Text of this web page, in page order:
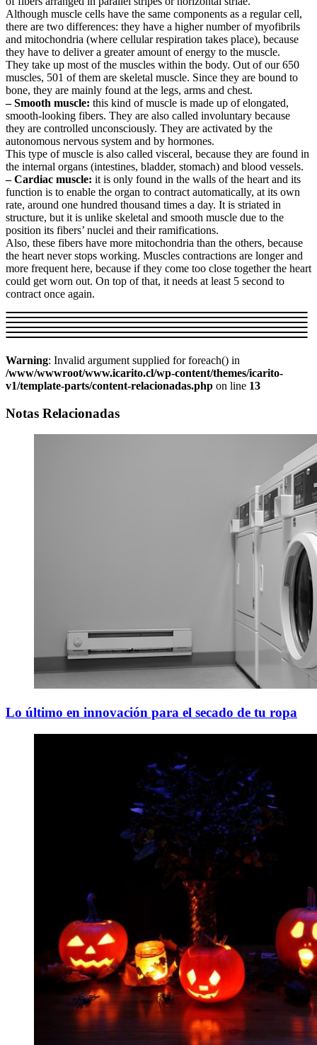
Although muscle cells have the same components as a regular cell,
there are two differences: they have a higher number of myofibrils
and mitochondria (where cellular respiration takes place), because
they have to deliver a greater amount of energy to the muscle.
They take up most of the muscles within the body. Out of our 650
muscles, 501 of them are skeletal muscle. Since they are bound to
bone, they are mainly found at the legs, arms and chest.
– Smooth muscle: this kind of muscle is made up of elongated,
smooth-looking fibers. They are also called involuntary because
they are controlled unconsciously. They are activated by the
autonomous nervous system and by hormones.
This type of muscle is also called visceral, because they are found in
the internal organs (intestines, bladder, stomach) and blood vessels.
– Cardiac muscle: it is only found in the walls of the heart and its
function is to enable the organ to contract automatically, at its own
rate, around one hundred thousand times a day. It is striated in
structure, but it is unlike skeletal and smooth muscle due to the
position its fibers’ nuclei and their ramifications.
Also, these fibers have more mitochondria than the others, because
the heart never stops working. Muscles contractions are longer and
more frequent here, because if they come too close together the heart
could get worn out. On top of that, it needs at least 5 second to
contract once again.
Warning: Invalid argument supplied for foreach() in
/www/wwwroot/www.icarito.cl/wp-content/themes/icarito-
v1/template-parts/content-relacionadas.php on line 13
Notas Relacionadas
Lo último en innovación para el secado de tu ropa